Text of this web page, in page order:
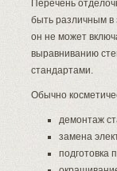
Перечень
быть различным в
он не может
выравниванию
стандартами.
Обычно
демонтаж
замена
подготовка